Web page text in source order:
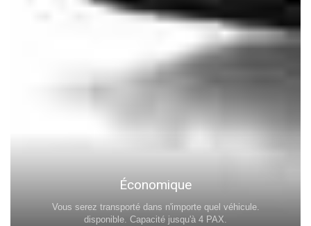
Économique
Vous serez transporté dans n'importe quel véhicule.
disponible. Capacité jusqu'à 4 PAX.